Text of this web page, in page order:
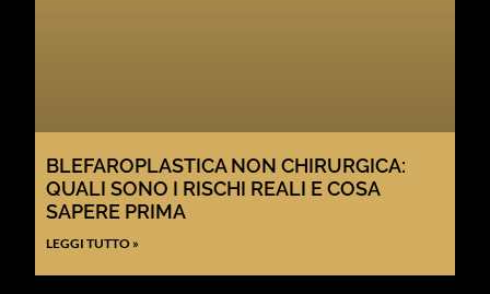
BLEFAROPLASTICA NON CHIRURGICA:
QUALI SONO I RISCHI REALI E COSA
SAPERE PRIMA
LEGGI TUTTO »